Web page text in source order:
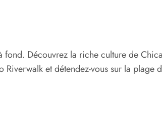
Découvrez la riche culture de
et détendez-vous sur la plage